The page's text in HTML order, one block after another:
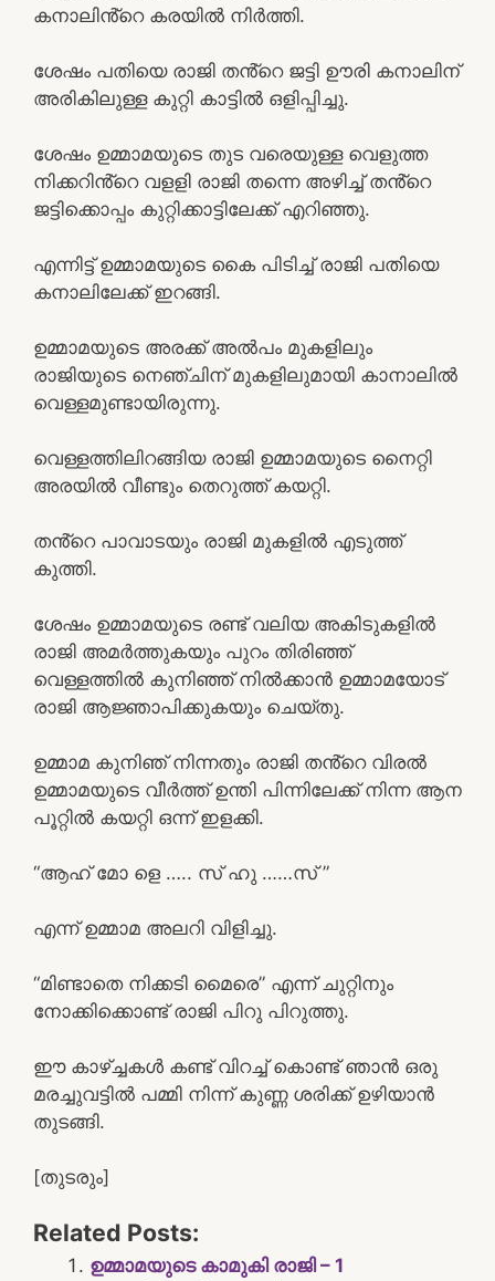
കനാലിൻ്റെ കരയിൽ നിർത്തി.
ശേഷം പതിയെ രാജി തൻ്റെ ജട്ടി ഊരി കനാലിന്
അരികിലുള്ള കുറ്റി കാട്ടിൽ ഒളിപ്പിച്ചു.
ശേഷം ഉമ്മാമയുടെ തുട വരെയുള്ള വെളുത്ത
നിക്കറിൻ്റെ വളളി രാജി തന്നെ അഴിച്ച് തൻ്റെ
ജട്ടിക്കൊപ്പം കുറ്റിക്കാട്ടിലേക്ക് എറിഞ്ഞു.
എന്നിട്ട് ഉമ്മാമയുടെ കൈ പിടിച്ച് രാജി പതിയെ
കനാലിലേക്ക് ഇറങ്ങി.
ഉമ്മാമയുടെ അരക്ക് അൽപം മുകളിലും
രാജിയുടെ നെഞ്ചിന് മുകളിലുമായി കാനാലിൽ
വെള്ളമുണ്ടായിരുന്നു.
വെള്ളത്തിലിറങ്ങിയ രാജി ഉമ്മാമയുടെ നൈറ്റി
അരയിൽ വീണ്ടും തെറുത്ത് കയറ്റി.
തൻ്റെ പാവാടയും രാജി മുകളിൽ എടുത്ത്
കുത്തി.
ശേഷം ഉമ്മാമയുടെ രണ്ട് വലിയ അകിടുകളിൽ
രാജി അമർത്തുകയും പുറം തിരിഞ്ഞ്
വെള്ളത്തിൽ കുനിഞ്ഞ് നിൽക്കാൻ ഉമ്മാമയോട്
രാജി ആജ്ഞാപിക്കുകയും ചെയ്തു.
ഉമ്മാമ കുനിഞ് നിന്നതും രാജി തൻ്റെ വിരൽ
ഉമ്മാമയുടെ വീർത്ത് ഉന്തി പിന്നിലേക്ക് നിന്ന ആന
പൂറ്റിൽ കയറ്റി ഒന്ന് ഇളക്കി.
“ആഹ് മോ ളെ ….. സ് ഹു ……സ് ”
എന്ന് ഉമ്മാമ അലറി വിളിച്ചു.
“മിണ്ടാതെ നിക്കടി മൈരെ” എന്ന് ചുറ്റിനും
നോക്കിക്കൊണ്ട് രാജി പിറു പിറുത്തു.
ഈ കാഴ്ച്ചകൾ കണ്ട് വിറച്ച് കൊണ്ട് ഞാൻ ഒരു
മരച്ചുവട്ടിൽ പമ്മി നിന്ന് കുണ്ണ ശരിക്ക് ഉഴിയാൻ
തുടങ്ങി.
[തുടരും]
Related Posts:
ഉമ്മാമയുടെ കാമുകി രാജി – 1